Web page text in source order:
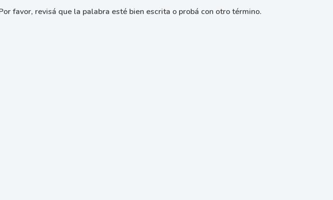
favor, revisá que la palabra esté bien escrita o probá con otro término.